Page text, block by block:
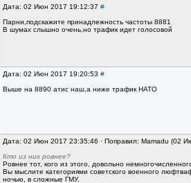
Дата: 02 Июн 2017 19:12:37 #
Парни,подскажите принадлежность частоты 8881
В шумах слышно очень,но трафик идет голосовой
Дата: 02 Июн 2017 19:20:53 #
Выше на 8890 атис наш,а ниже трафик НАТО
Дата: 02 Июн 2017 23:35:46 · Поправил: Mamadu (02
Кто из них ровнее?
Ровнее тот, кого из этого, довольно
Вы мыслите категориями советского военного
ночью, в сложные ГМУ.